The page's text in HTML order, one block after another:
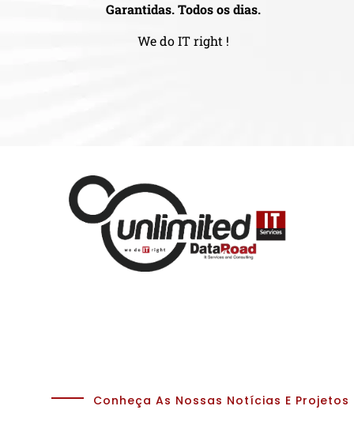
Garantidas. Todos os dias.
We do IT right !
Conheça As Nossas Notícias E Projetos